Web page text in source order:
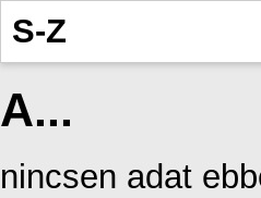
S-Z
A...
nincsen adat